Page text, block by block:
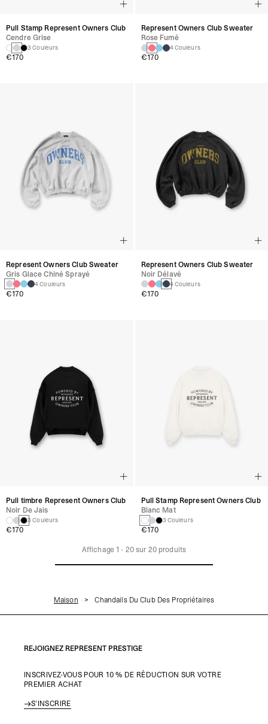
Pull Stamp Represent Owners Club
Cendre Grise
3 Couleurs
€170
Represent Owners Club Sweater
Rose Fumé
4 Couleurs
€170
Represent Owners Club Sweater
Gris Glace Chiné Sprayé
4 Couleurs
€170
Represent Owners Club Sweater
Noir Délavé
4 Couleurs
€170
Pull timbre Represent Owners Club
Noir De Jais
3 Couleurs
€170
Pull Stamp Represent Owners Club
Blanc Mat
3 Couleurs
€170
Affichage 1 - 20sur 20produits
Maison Chandails Du Club Des Propriétaires
REJOIGNEZ REPRESENT PRESTIGE
INSCRIVEZ-VOUS POUR 10 % DE RÉDUCTION SUR VOTRE
PREMIER ACHAT
S'INSCRIRE